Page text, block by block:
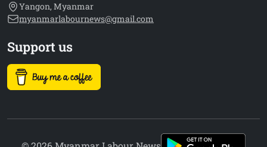
Yangon, Myanmar
myanmarlabournews@gmail.com
Support us